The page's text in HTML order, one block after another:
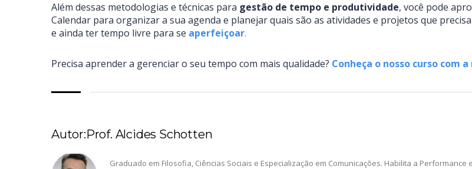
Além dessas metodologias e técnicas para gestão de tempo e produtividade, você pode
Calendar para organizar a sua agenda e planejar quais são as atividades e projetos que
e ainda ter tempo livre para se aperfeiçoar.
Precisa aprender a gerenciar o seu tempo com mais qualidade? Conheça o nosso curso com
Autor:Prof. Alcides Schotten
Graduado em Filosofia, Ciências Sociais e Especialização em Comunicações. Habilita a